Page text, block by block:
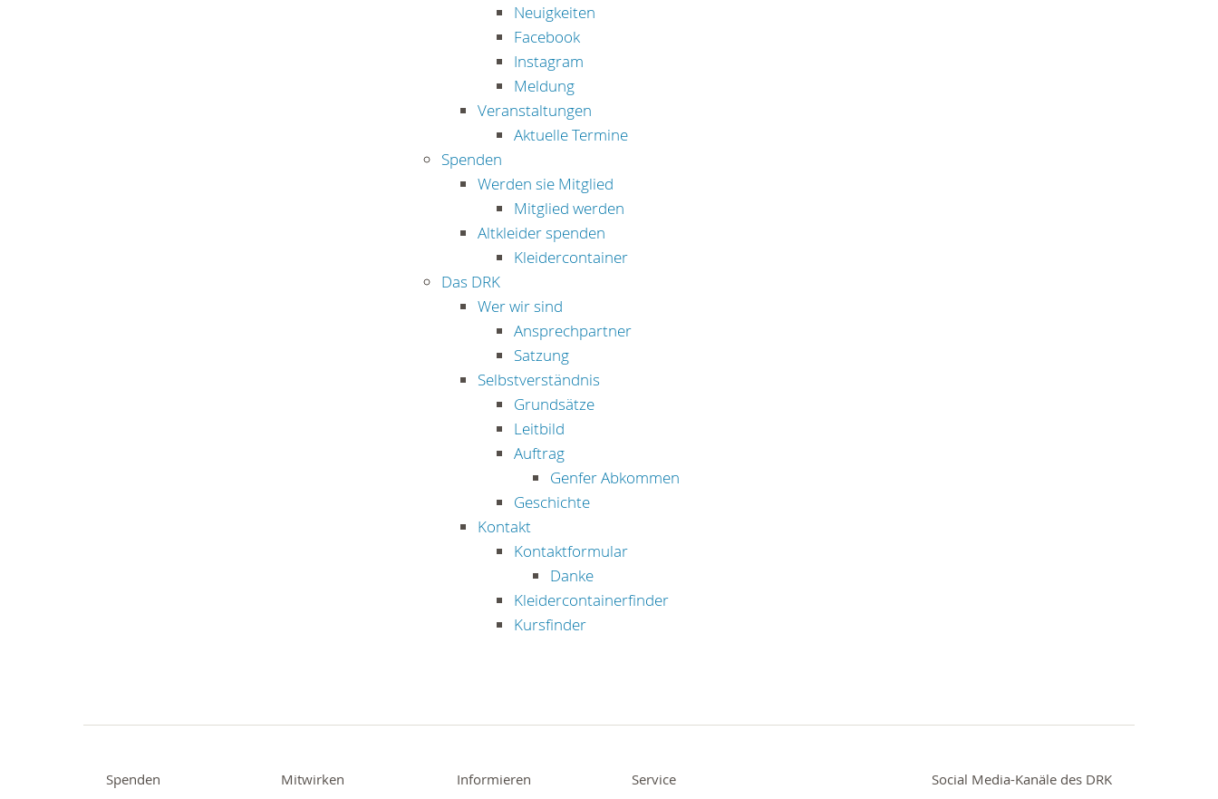
Neuigkeiten
Facebook
Instagram
Meldung
Veranstaltungen
Aktuelle Termine
Spenden
Werden sie Mitglied
Mitglied werden
Altkleider spenden
Kleidercontainer
Das DRK
Wer wir sind
Ansprechpartner
Satzung
Selbstverständnis
Grundsätze
Leitbild
Auftrag
Genfer Abkommen
Geschichte
Kontakt
Kontaktformular
Danke
Kleidercontainerfinder
Kursfinder
Spenden Mitwirken Informieren Service Social Media-Kanäle des DRK